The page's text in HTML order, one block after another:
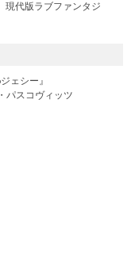
現代版ラブファンタジ
ェシー』
パスコヴィッツ